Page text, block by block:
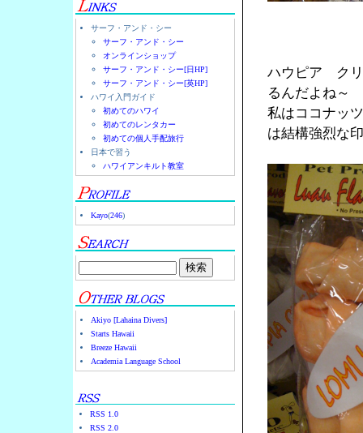
サーフ・アンド・シー
サーフ・アンド・シー
オンラインショップ
サーフ・アンド・シー[日HP]
サーフ・アンド・シー[英HP]
ハワイ入門ガイド
初めてのハワイ
初めてのレンタカー
初めての個人手配旅行
日本で習う
ハワイアンキルト教室
Kayo(246)
Akiyo [Lahaina Divers]
Starts Hawaii
Breeze Hawaii
Academia Language School
RSS 1.0
RSS 2.0
ハウピア クリ
るんだよね～
私はココナッ
は結構強烈な